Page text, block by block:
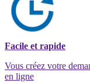
Facile et rapide
Vous créez votre
en ligne